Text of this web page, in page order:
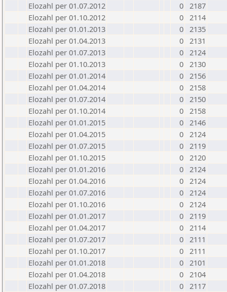
Elozahl per 01.07.2012
0 2187
Elozahl per 01.10.2012
0 2114
Elozahl per 01.01.2013
0 2135
Elozahl per 01.04.2013
0 2131
Elozahl per 01.07.2013
0 2124
Elozahl per 01.10.2013
0 2130
Elozahl per 01.01.2014
0 2156
Elozahl per 01.04.2014
0 2158
Elozahl per 01.07.2014
0 2150
Elozahl per 01.10.2014
0 2158
Elozahl per 01.01.2015
0 2146
Elozahl per 01.04.2015
0 2124
Elozahl per 01.07.2015
0 2119
Elozahl per 01.10.2015
0 2120
Elozahl per 01.01.2016
0 2124
Elozahl per 01.04.2016
0 2124
Elozahl per 01.07.2016
0 2124
Elozahl per 01.10.2016
0 2124
Elozahl per 01.01.2017
0 2119
Elozahl per 01.04.2017
0 2114
Elozahl per 01.07.2017
0 2111
Elozahl per 01.10.2017
0 2111
Elozahl per 01.01.2018
0 2101
Elozahl per 01.04.2018
0 2104
Elozahl per 01.07.2018
0 2117